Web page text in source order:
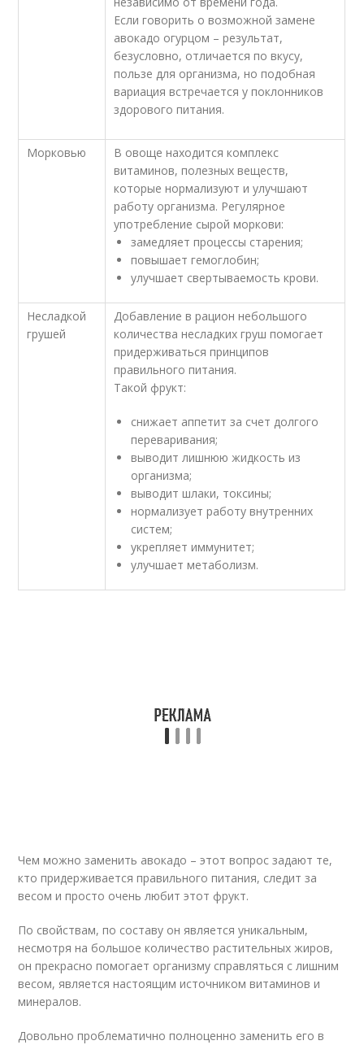
Если говорить о возможной замене
авокадо огурцом – результат,
безусловно, отличается по вкусу,
пользе для организма, но подобная
вариация встречается у поклонников
здорового питания.
Морковью
В овоще находится комплекс
витаминов, полезных веществ,
которые нормализуют и улучшают
работу организма. Регулярное
употребление сырой моркови:
замедляет процессы старения;
повышает гемоглобин;
улучшает свертываемость крови.
Несладкой
грушей
Добавление в рацион небольшого
количества несладких груш помогает
придерживаться принципов
правильного питания.
Такой фрукт:
снижает аппетит за счет долгого
переваривания;
выводит лишнюю жидкость из
организма;
выводит шлаки, токсины;
нормализует работу внутренних
систем;
укрепляет иммунитет;
улучшает метаболизм.
Чем можно заменить авокадо – этот вопрос задают те,
кто придерживается правильного питания, следит за
весом и просто очень любит этот фрукт.
По свойствам, по составу он является уникальным,
несмотря на большое количество растительных жиров,
он прекрасно помогает организму справляться с лишним
весом, является настоящим источником витаминов и
минералов.
Довольно проблематично полноценно заменить его в